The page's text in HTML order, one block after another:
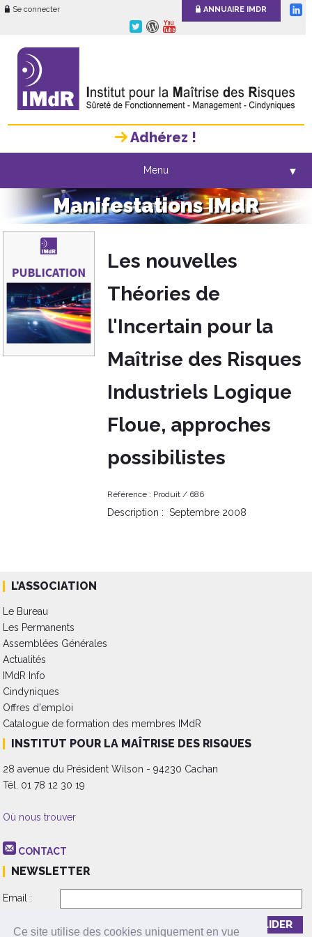
Ce site utilise des cookies uniquement en vue
Se connecter ANNUAIRE IMDR
Adhérez !
Menu ▼
Manifestations IMdR
Les nouvelles
Théories de
l'Incertain pour la
Maîtrise des Risques
Industriels Logique
Floue, approches
possibilistes
Référence : Produit / 686
Description : Septembre 2008
L’ASSOCIATION
Le Bureau
Les Permanents
Assemblées Générales
Actualités
IMdR Info
Cindyniques
Offres d'emploi
Catalogue de formation des membres IMdR
INSTITUT POUR LA MAÎTRISE DES RISQUES
28 avenue du Président Wilson - 94230 Cachan
Tél. 01 78 12 30 19
Où nous trouver
CONTACT
NEWSLETTER
Email :